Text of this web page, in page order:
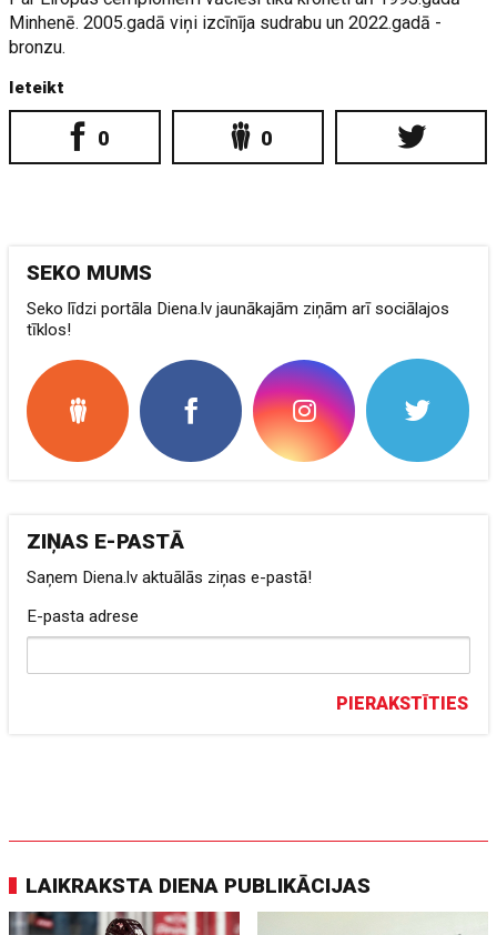
Minhenē. 2005.gadā viņi izcīnīja sudrabu un 2022.gadā -
bronzu.
Ieteikt
0 0
SEKO MUMS
Seko līdzi portāla Diena.lv jaunākajām ziņām arī sociālajos
tīklos!
ZIŅAS E-PASTĀ
Saņem Diena.lv aktuālās ziņas e-pastā!
E-pasta adrese
PIERAKSTĪTIES
LAIKRAKSTA DIENA PUBLIKĀCIJAS